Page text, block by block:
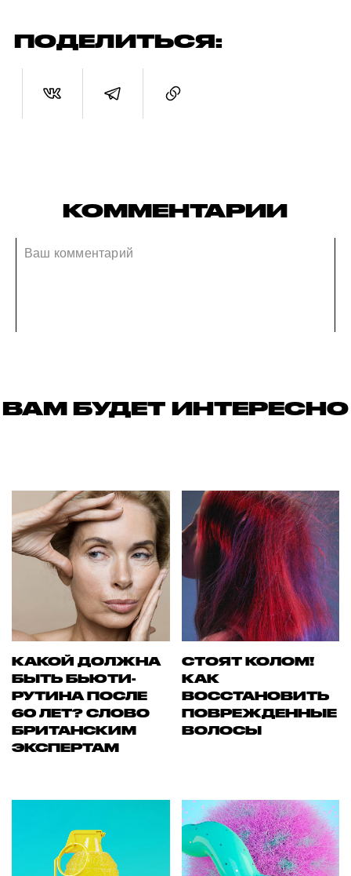
ПОДЕЛИТЬСЯ:
КОММЕНТАРИИ
ВАМ БУДЕТ ИНТЕРЕСНО
КАКОЙ ДОЛЖНА
БЫТЬ БЬЮТИ-
РУТИНА ПОСЛЕ
60 ЛЕТ? СЛОВО
БРИТАНСКИМ
ЭКСПЕРТАМ
СТОЯТ КОЛОМ!
КАК
ВОССТАНОВИТЬ
ПОВРЕЖДЕННЫЕ
ВОЛОСЫ